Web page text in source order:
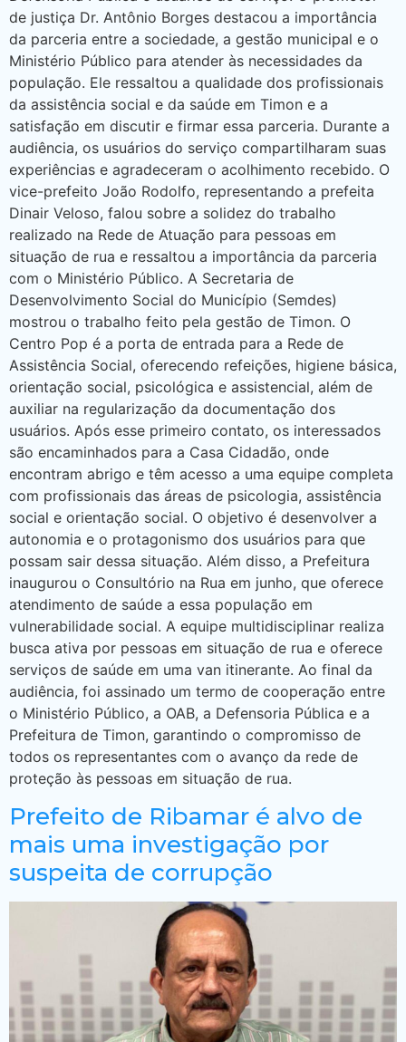
de justiça Dr. Antônio Borges destacou a importância
da parceria entre a sociedade, a gestão municipal e o
Ministério Público para atender às necessidades da
população. Ele ressaltou a qualidade dos profissionais
da assistência social e da saúde em Timon e a
satisfação em discutir e firmar essa parceria. Durante a
audiência, os usuários do serviço compartilharam suas
experiências e agradeceram o acolhimento recebido. O
vice-prefeito João Rodolfo, representando a prefeita
Dinair Veloso, falou sobre a solidez do trabalho
realizado na Rede de Atuação para pessoas em
situação de rua e ressaltou a importância da parceria
com o Ministério Público. A Secretaria de
Desenvolvimento Social do Município (Semdes)
mostrou o trabalho feito pela gestão de Timon. O
Centro Pop é a porta de entrada para a Rede de
Assistência Social, oferecendo refeições, higiene básica,
orientação social, psicológica e assistencial, além de
auxiliar na regularização da documentação dos
usuários. Após esse primeiro contato, os interessados
são encaminhados para a Casa Cidadão, onde
encontram abrigo e têm acesso a uma equipe completa
com profissionais das áreas de psicologia, assistência
social e orientação social. O objetivo é desenvolver a
autonomia e o protagonismo dos usuários para que
possam sair dessa situação. Além disso, a Prefeitura
inaugurou o Consultório na Rua em junho, que oferece
atendimento de saúde a essa população em
vulnerabilidade social. A equipe multidisciplinar realiza
busca ativa por pessoas em situação de rua e oferece
serviços de saúde em uma van itinerante. Ao final da
audiência, foi assinado um termo de cooperação entre
o Ministério Público, a OAB, a Defensoria Pública e a
Prefeitura de Timon, garantindo o compromisso de
todos os representantes com o avanço da rede de
proteção às pessoas em situação de rua.
Prefeito de Ribamar é alvo de
mais uma investigação por
suspeita de corrupção